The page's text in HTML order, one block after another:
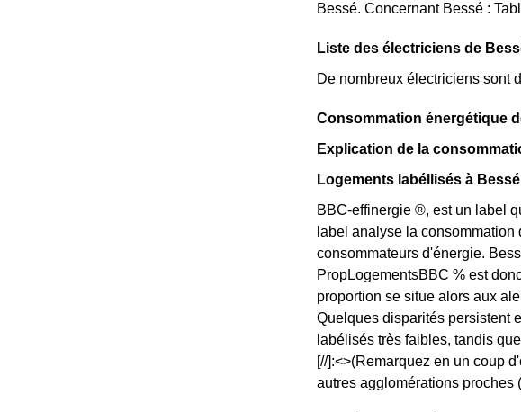
Bessé. Concernant Bessé :
Liste des électriciens de
De nombreux électriciens sont
Consommation énergétique
Explication de la
Logements labéllisés à Bessé
BBC-effinergie ®, est un label
label analyse la
consommateurs d'énergie.
PropLogementsBBC % est
proportion se situe alors aux
Quelques disparités persistent
labélisés très faibles, tandis
[//]:<>(Remarquez en un coup
autres agglomérations proches